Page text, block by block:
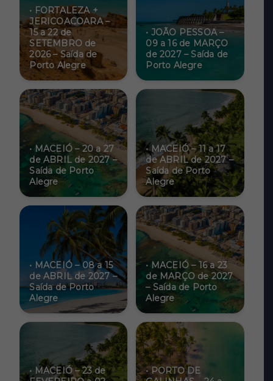
• FORTALEZA +
JERICOACOARA –
15 a 22 de
SETEMBRO de
2026 – Saída de
Porto Alegre
• JOÃO PESSOA –
09 a 16 de MARÇO
de 2027 – Saída de
Porto Alegre
• MACEIÓ – 20 a 27
de ABRIL de 2027 –
Saída de Porto
Alegre
• MACEIÓ – 11 a 17
de ABRIL de 2027 –
Saída de Porto
Alegre
• MACEIÓ – 08 a 15
de ABRIL de 2027 –
Saída de Porto
Alegre
• MACEIÓ – 16 a 23
de MARÇO de 2027
– Saída de Porto
Alegre
• MACEIÓ – 23 de
• PORTO DE